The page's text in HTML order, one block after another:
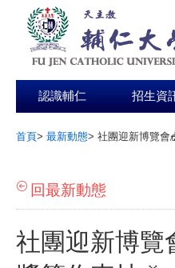
認識輔仁 招生資
首頁> 最新動態> 社團迎新博覽會
回最新動態
社團迎新博覽